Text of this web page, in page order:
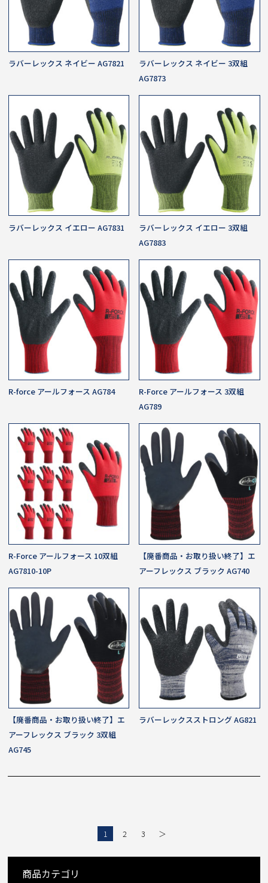
ラバーレックス ネイビー AG7821
ラバーレックス ネイビー 3双組
AG7873
ラバーレックス イエロー AG7831
ラバーレックス イエロー 3双組
AG7883
R-force アールフォース AG784
R-Force アールフォース 3双組
AG789
R-Force アールフォース 10双組
AG7810-10P
【廃番商品・お取り扱い終了】エ
アーフレックス ブラック AG740
【廃番商品・お取り扱い終了】エ
アーフレックス ブラック 3双組
AG745
ラバーレックスストロング AG821
1 2 3 ＞
商品カテゴリ